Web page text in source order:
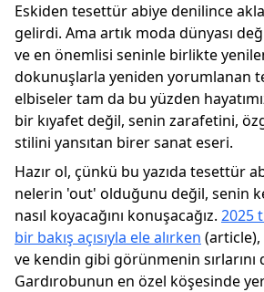
Eskiden tesettür abiye denilince
gelirdi. Ama artık moda dünyası
ve en önemlisi seninle birlikte
dokunuşlarla yeniden yorumlanan
elbiseler tam da bu yüzden
bir kıyafet değil, senin zarafetini,
stilini yansıtan birer sanat eseri.
Hazır ol, çünkü bu yazıda tesettür
nelerin 'out' olduğunu değil, senin
nasıl koyacağını konuşacağız. 2025
bir bakış açısıyla ele alırken (article),
ve kendin gibi görünmenin sırlarını
Gardırobunun en özel köşesinde